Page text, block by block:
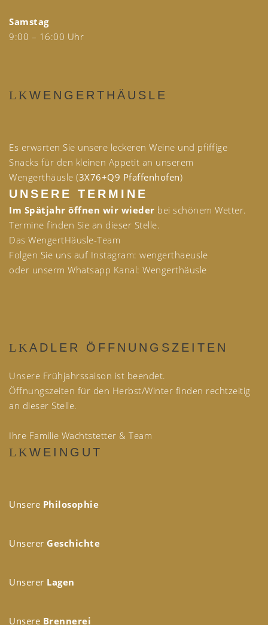
Samstag
9:00 – 16:00 Uhr
WENGERTHÄUSLE
Es erwarten Sie unsere leckeren Weine und pfiffige
Snacks für den kleinen Appetit an unserem
Wengerthäusle (3X76+Q9 Pfaffenhofen)
UNSERE TERMINE
Im Spätjahr öffnen wir wieder bei schönem Wetter.
Termine finden Sie an dieser Stelle.
Das WengertHäusle-Team
Folgen Sie uns auf Instagram: wengerthaeusle
oder unserm Whatsapp Kanal: Wengerthäusle
ADLER ÖFFNUNGSZEITEN
Unsere Frühjahrssaison ist beendet.
Öffnungszeiten für den Herbst/Winter finden rechtzeitig
an dieser Stelle.
Ihre Familie Wachtstetter & Team
WEINGUT
Unsere Philosophie
Unserer Geschichte
Unserer Lagen
Unsere Brennerei